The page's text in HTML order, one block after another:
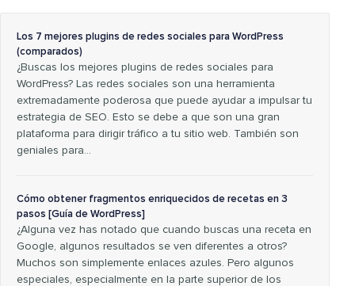
Los 7 mejores plugins de redes sociales para WordPress
(comparados)
¿Buscas los mejores plugins de redes sociales para
WordPress? Las redes sociales son una herramienta
extremadamente poderosa que puede ayudar a impulsar tu
estrategia de SEO. Esto se debe a que son una gran
plataforma para dirigir tráfico a tu sitio web. También son
geniales para...
Cómo obtener fragmentos enriquecidos de recetas en 3
pasos [Guía de WordPress]
¿Alguna vez has notado que cuando buscas una receta en
Google, algunos resultados se ven diferentes a otros?
Muchos son simplemente enlaces azules. Pero algunos
especiales, especialmente en la parte superior de los